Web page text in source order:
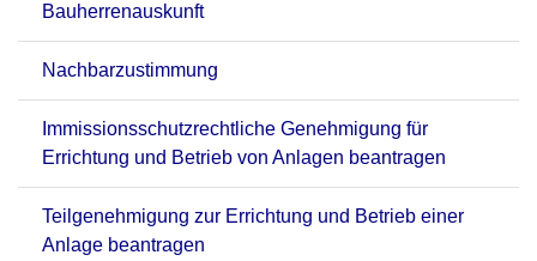
Bauherrenauskunft
Nachbarzustimmung
Immissionsschutzrechtliche Genehmigung für
Errichtung und Betrieb von Anlagen beantragen
Teilgenehmigung zur Errichtung und Betrieb einer
Anlage beantragen